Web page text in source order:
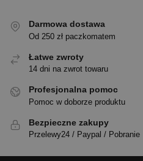
Darmowa dostawa
Od 250 zł paczkomatem
Łatwe zwroty
14 dni na zwrot towaru
Profesjonalna pomoc
Pomoc w doborze produktu
Bezpieczne zakupy
Przelewy24 / Paypal / Pobranie